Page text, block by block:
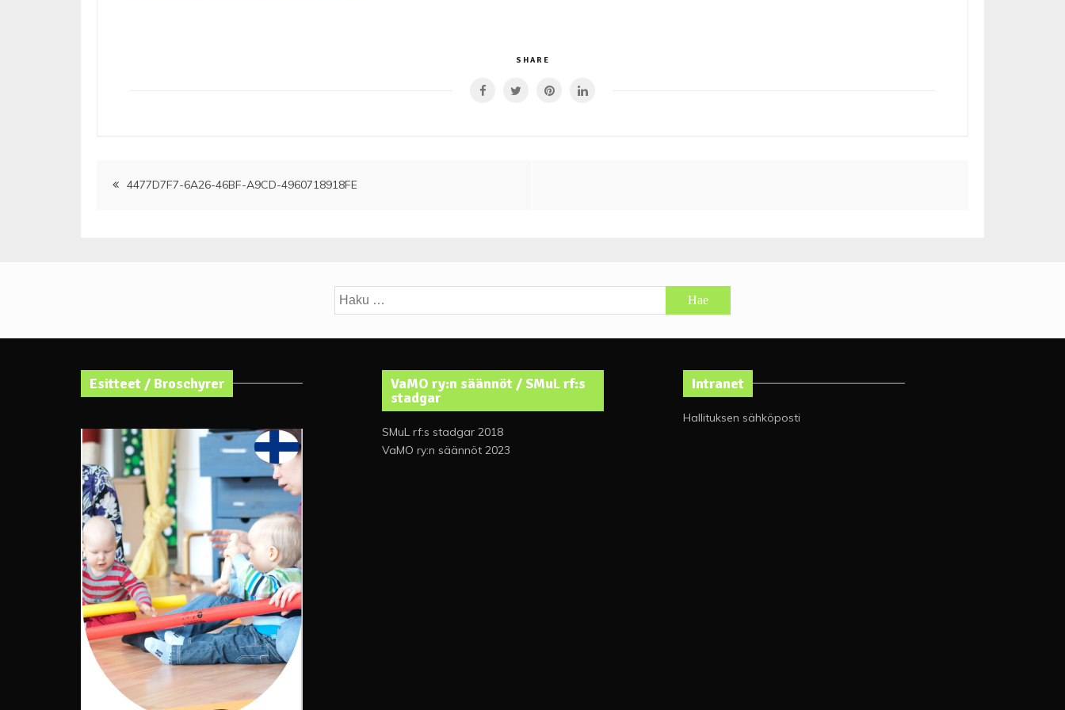
SHARE
Artikkelien
4477D7F7-6A26-46BF-A9CD-4960718918FE
Haku:
Esitteet / Broschyrer
VaMO ry:n säännöt / SMuL rf:s
stadgar
SMuL rf:s stadgar 2018
VaMO ry:n säännöt 2023
Intranet
Hallituksen sähköposti